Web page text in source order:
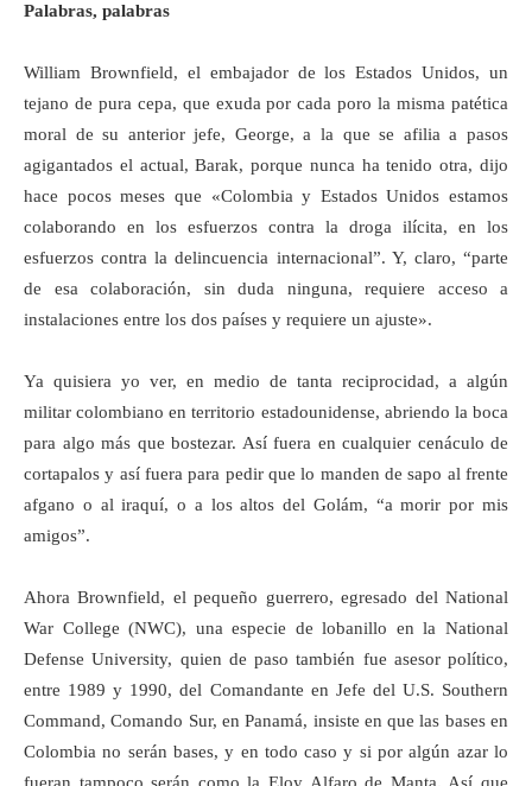
Palabras, palabras
William Brownfield, el embajador de los Estados Unidos, un
tejano de pura cepa, que exuda por cada poro la misma patética
moral de su anterior jefe, George, a la que se afilia a pasos
agigantados el actual, Barak, porque nunca ha tenido otra, dijo
hace pocos meses que «Colombia y Estados Unidos estamos
colaborando en los esfuerzos contra la droga ilícita, en los
esfuerzos contra la delincuencia internacional”. Y, claro, “parte
de esa colaboración, sin duda ninguna, requiere acceso a
instalaciones entre los dos países y requiere un ajuste».
Ya quisiera yo ver, en medio de tanta reciprocidad, a algún
militar colombiano en territorio estadounidense, abriendo la boca
para algo más que bostezar. Así fuera en cualquier cenáculo de
cortapalos y así fuera para pedir que lo manden de sapo al frente
afgano o al iraquí, o a los altos del Golám, “a morir por mis
amigos”.
Ahora Brownfield, el pequeño guerrero, egresado del National
War College (NWC), una especie de lobanillo en la National
Defense University, quien de paso también fue asesor político,
entre 1989 y 1990, del Comandante en Jefe del U.S. Southern
Command, Comando Sur, en Panamá, insiste en que las bases en
Colombia no serán bases, y en todo caso y si por algún azar lo